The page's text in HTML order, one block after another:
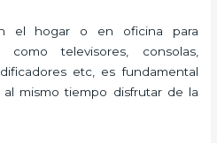
el hogar o en oficina para
como televisores, consolas,
etc, es fundamental
mismo tiempo disfrutar de la